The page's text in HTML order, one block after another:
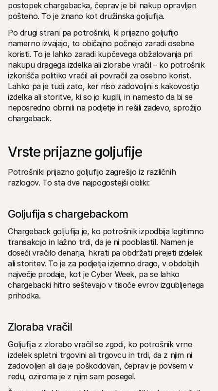
postopek chargebacka, čeprav je bil nakup opravljen
pošteno. To je znano kot družinska goljufija.
Po drugi strani pa potrošniki, ki prijazno goljufijo
namerno izvajajo, to običajno počnejo zaradi osebne
koristi. To je lahko zaradi kupčevega obžalovanja pri
nakupu dragega izdelka ali zlorabe vračil – ko potrošnik
izkorišča politiko vračil ali povračil za osebno korist.
Lahko pa je tudi zato, ker niso zadovoljni s kakovostjo
izdelka ali storitve, ki so jo kupili, in namesto da bi se
neposredno obrnili na podjetje in rešili zadevo, sprožijo
chargeback.
Vrste prijazne goljufije
Potrošniki prijazno goljufijo zagrešijo iz različnih
razlogov. To sta dve najpogostejši obliki:
Goljufija s chargebackom
Chargeback goljufija je, ko potrošnik izpodbija legitimno
transakcijo in lažno trdi, da je ni pooblastil. Namen je
doseči vračilo denarja, hkrati pa obdržati prejeti izdelek
ali storitev. To je za podjetja izjemno drago, v obdobjih
največje prodaje, kot je Cyber Week, pa se lahko
chargebacki hitro seštevajo v tisoče evrov izgubljenega
prihodka.
Zloraba vračil
Goljufija z zlorabo vračil se zgodi, ko potrošnik vrne
izdelek spletni trgovini ali trgovcu in trdi, da z njim ni
zadovoljen ali da je poškodovan, čeprav je povsem v
redu, oziroma je z njim sam posegel.